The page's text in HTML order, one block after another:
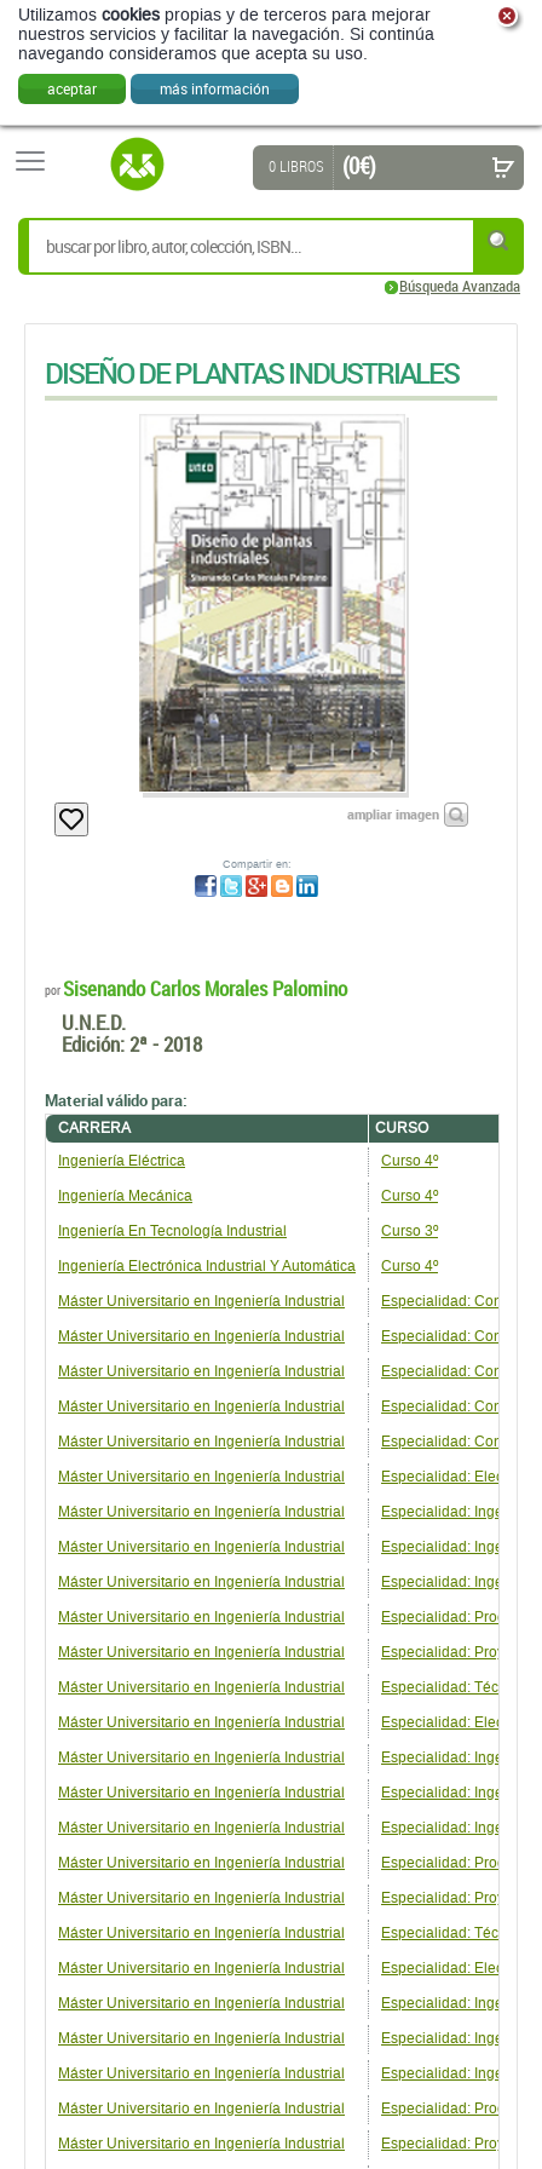
Utilizamos cookies propias y de terceros para mejorar
nuestros servicios y facilitar la navegación. Si continúa
navegando consideramos que acepta su uso.
aceptar más información
Búsqueda Avanzada
0 LIBROS (0 €)
DISEÑO DE PLANTAS INDUSTRIALES
ampliar imagen
Compartir en:
por Sisenando Carlos Morales Palomino
U.N.E.D.
Edición:2ª - 2018
Material válido para:
CARRERA
CURSO
Ingeniería Eléctrica
Curso 4º
Ingeniería Mecánica Curso 4º
Ingeniería En Tecnología Industrial Curso 3º
Ingeniería Electrónica Industrial Y Automática Curso 4º
Máster Universitario en Ingeniería Industrial Especialidad:
Máster Universitario en Ingeniería Industrial Especialidad:
Máster Universitario en Ingeniería Industrial Especialidad:
Máster Universitario en Ingeniería Industrial Especialidad:
Máster Universitario en Ingeniería Industrial Especialidad:
Máster Universitario en Ingeniería Industrial Especialidad:
Máster Universitario en Ingeniería Industrial Especialidad:
Máster Universitario en Ingeniería Industrial Especialidad:
Máster Universitario en Ingeniería Industrial Especialidad:
Máster Universitario en Ingeniería Industrial Especialidad:
Máster Universitario en Ingeniería Industrial Especialidad:
Máster Universitario en Ingeniería Industrial Especialidad: Técnicas
Máster Universitario en Ingeniería Industrial Especialidad:
Máster Universitario en Ingeniería Industrial Especialidad:
Máster Universitario en Ingeniería Industrial Especialidad:
Máster Universitario en Ingeniería Industrial Especialidad:
Máster Universitario en Ingeniería Industrial Especialidad:
Máster Universitario en Ingeniería Industrial Especialidad:
Máster Universitario en Ingeniería Industrial Especialidad: Técnicas
Máster Universitario en Ingeniería Industrial Especialidad:
Máster Universitario en Ingeniería Industrial Especialidad:
Máster Universitario en Ingeniería Industrial Especialidad:
Máster Universitario en Ingeniería Industrial Especialidad:
Máster Universitario en Ingeniería Industrial Especialidad:
Máster Universitario en Ingeniería Industrial Especialidad: